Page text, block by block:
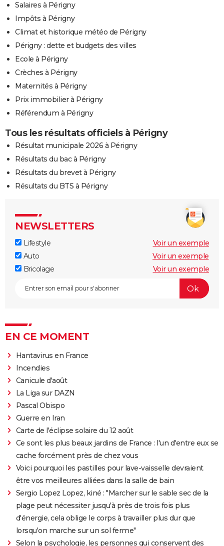
Salaires à Périgny
Impôts à Périgny
Climat et historique météo de Périgny
Périgny : dette et budgets des villes
Ecole à Périgny
Crèches à Périgny
Maternités à Périgny
Prix immobilier à Périgny
Référendum à Périgny
Tous les résultats officiels à Périgny
Résultat municipale 2026 à Périgny
Résultats du bac à Périgny
Résultats du brevet à Périgny
Résultats du BTS à Périgny
NEWSLETTERS
Lifestyle
Voir un exemple
Auto
Voir un exemple
Bricolage
Voir un exemple
EN CE MOMENT
Hantavirus en France
Incendies
Canicule d'août
La Liga sur DAZN
Pascal Obispo
Guerre en Iran
Carte de l'éclipse solaire du 12 août
Ce sont les plus beaux jardins de France : l'un d'entre eux se
cache forcément près de chez vous
Voici pourquoi les pastilles pour lave-vaisselle devraient
être vos meilleures alliées dans la salle de bain
Sergio Lopez Lopez, kiné : "Marcher sur le sable sec de la
plage peut nécessiter jusqu'à près de trois fois plus
d'énergie, cela oblige le corps à travailler plus dur que
lorsqu'on marche sur un sol ferme"
Selon la psychologie, les personnes qui conservent des